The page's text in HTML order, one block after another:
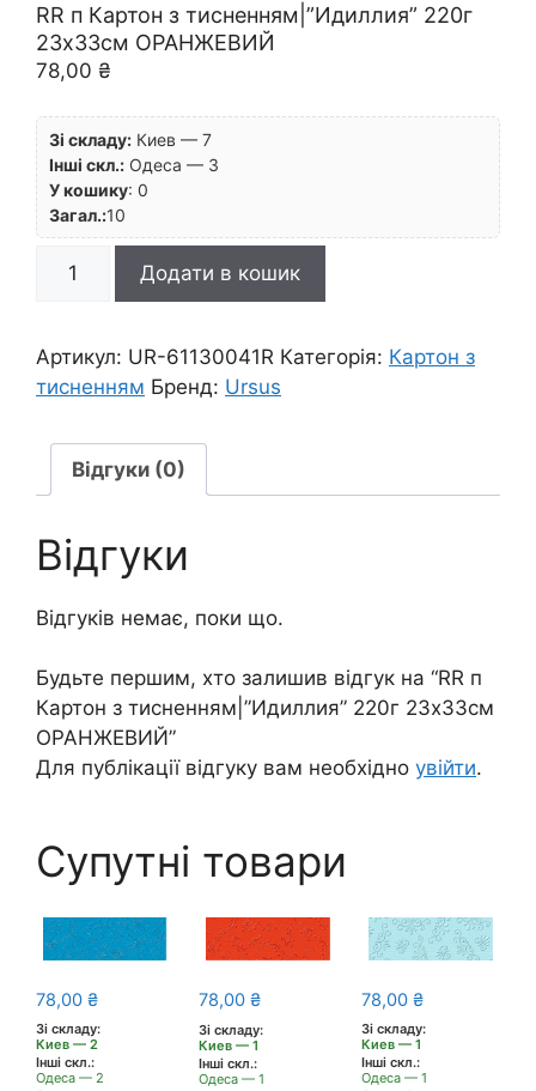
RR п Картон з тисненням|”Идиллия” 220г
23х33см ОРАНЖЕВИЙ
78,00 ₴
Зі складу: Киев — 7
Інші скл.: Одеса — 3
У кошику: 0
Загал.:10
з
тисненням|"Идиллия"
23х33см
ОРАНЖЕВИЙ
кількість
Додати в кошик
Артикул: UR-61130041R Категорія: Картон з
тисненням Бренд: Ursus
Відгуки (0)
Відгуки
Відгуків немає, поки що.
Будьте першим, хто залишив відгук на “RR п
Картон з тисненням|”Идиллия” 220г 23х33см
ОРАНЖЕВИЙ”
Для публікації відгуку вам необхідно увійти.
Супутні товари
78,00 ₴
Зі складу:
Киев — 2
Інші скл.:
Одеса — 2
78,00 ₴
Зі складу:
Киев — 1
Інші скл.:
Одеса — 1
78,00 ₴
Зі складу:
Киев — 1
Інші скл.:
Одеса — 1